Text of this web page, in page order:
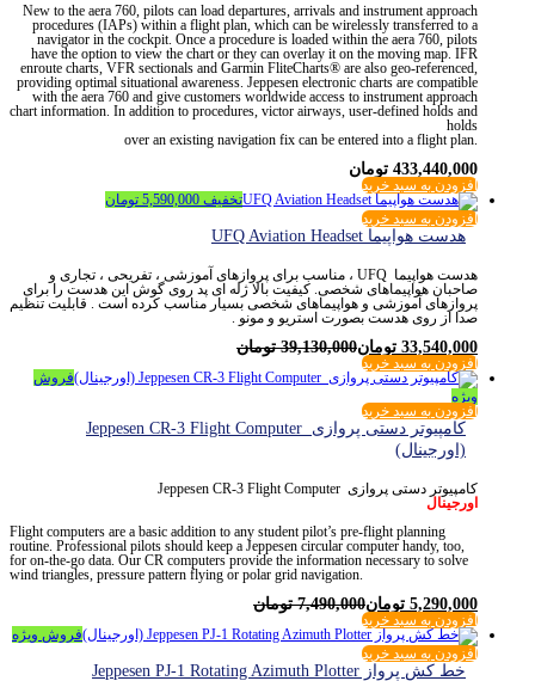
New to the aera 760, pilots can load departures, arrivals and instrument approach
procedures (IAPs) within a flight plan, which can be wirelessly transferred to a
navigator in the cockpit. Once a procedure is loaded within the aera 760, pilots
have the option to view the chart or they can overlay it on the moving map. IFR
enroute charts, VFR sectionals and Garmin FliteCharts® are also geo-referenced,
providing optimal situational awareness. Jeppesen electronic charts are compatible
with the aera 760 and give customers worldwide access to instrument approach
chart information. In addition to procedures, victor airways, user-defined holds and
holds
over an existing navigation fix can be entered into a flight plan.
433,440,000 تومان
افزودن به سبد خرید
تخفیف 5,590,000 تومان
افزودن به سبد خرید
هدست هواپیما UFQ Aviation Headset
هدست هواپیما UFQ ، مناسب برای پروازهای آموزشی ، تفریحی ، تجاری و
صاحبان هواپیماهای شخصی. کیفیت بالا ژله ای پد روی گوش این هدست را برای
پروازهای آموزشی و هواپیماهای شخصی بسیار مناسب کرده است . قابلیت تنظیم
صدا از روی هدست بصورت استریو و مونو .
33,540,000 تومان39,130,000 تومان
افزودن به سبد خرید
فروش
ویژه
افزودن به سبد خرید
کامپیوتر دستی پروازی Jeppesen CR-3 Flight Computer
(اورجینال)
کامپیوتر دستی پروازی Jeppesen CR-3 Flight Computer
اورجینال
Flight computers are a basic addition to any student pilot’s pre-flight planning
routine. Professional pilots should keep a Jeppesen circular computer handy, too,
for on-the-go data. Our CR computers provide the information necessary to solve
wind triangles, pressure pattern flying or polar grid navigation.
5,290,000 تومان7,490,000 تومان
افزودن به سبد خرید
فروش ویژه
افزودن به سبد خرید
خط کش پرواز Jeppesen PJ-1 Rotating Azimuth Plotter